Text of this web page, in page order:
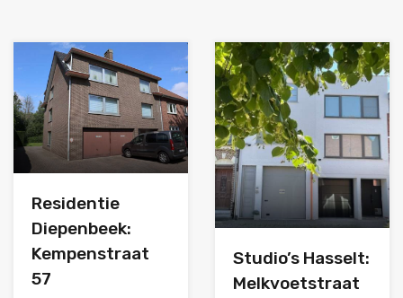
Residentie
Diepenbeek:
Kempenstraat
57
Studio’s Hasselt:
Melkvoetstraat